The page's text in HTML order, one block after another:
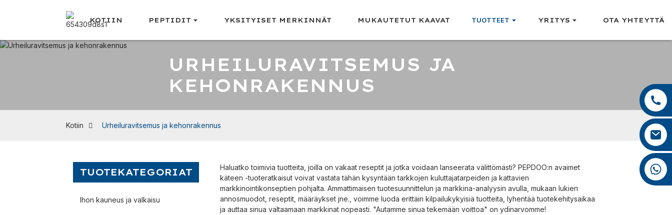
KOTIIN PEPTIDIT YKSITYISET MERKINNÄT MUKAUTETUT KAAVAT TUOTTEET YRITYS OTA YHTEYTTÄ
+86 0592 5599526
+86 18965423693
URHEILURAVITSEMUS JA
KEHONRAKENNUS
Kotiin Urheiluravitsemus ja kehonrakennus
TUOTEKATEGORIAT
Ihon kauneus ja valkaisu
Haluatko toimivia tuotteita, joilla on vakaat reseptit ja jotka voidaan lanseerata välittömästi? PEPDOO:n avaimet
käteen -tuoteratkaisut voivat vastata tähän kysyntään tarkkojen kuluttajatarpeiden ja kattavien
markkinointikonseptien pohjalta. Ammattimaisen tuotesuunnittelun ja markkina-analyysin avulla, mukaan lukien
annosmuodot, reseptit, määräykset jne., voimme luoda erittäin kilpailukykyisiä tuotteita, lyhentää tuotekehitysaikaa
ja auttaa sinua valtaamaan markkinat nopeasti. "Autamme sinua tekemään voittoa" on ydinarvomme!